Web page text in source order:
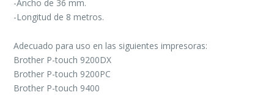
-Ancho de 36 mm.
-Longitud de 8 metros.
Adecuado para uso en las siguientes impresoras:
Brother P-touch 9200DX
Brother P-touch 9200PC
Brother P-touch 9400